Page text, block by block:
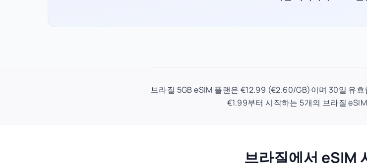
브라질 5GB eSIM 플랜은 €12.99 (€2.60/GB)이며 30일 유
€1.99부터 시작하는 5개의 브라질
브라질에서 eSIM